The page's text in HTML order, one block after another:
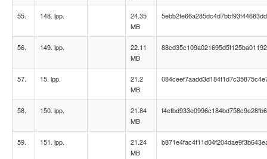
55. 148. lpp.
24.35
MB
56. 149. lpp.
22.11
MB
57. 15. lpp.
21.2
MB
58. 150. lpp.
21.84
MB
59. 151. lpp.
21.24
MB